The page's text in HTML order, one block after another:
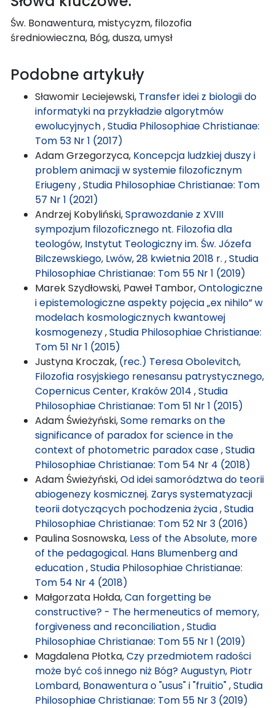
Św. Bonawentura, mistycyzm, filozofia
średniowieczna, Bóg, dusza, umysł
Podobne artykuły
Sławomir Leciejewski, Transfer idei z biologii do
informatyki na przykładzie algorytmów
ewolucyjnych,Studia Philosophiae Christianae:
Tom 53 Nr 1 (2017)
Adam Grzegorzyca, Koncepcja ludzkiej duszy i
problem animacji w systemie filozoficznym
Eriugeny,Studia Philosophiae Christianae: Tom
57 Nr 1 (2021)
Andrzej Kobyliński,Sprawozdanie z XVIII
sympozjum filozoficznego nt. Filozofia dla
teologów, Instytut Teologiczny im. Św. Józefa
Bilczewskiego, Lwów, 28 kwietnia 2018 r. ,Studia
Philosophiae Christianae: Tom 55 Nr 1 (2019)
Marek Szydłowski, Paweł Tambor,Ontologiczne
i epistemologiczne aspekty pojęcia „ex nihilo” w
modelach kosmologicznych kwantowej
kosmogenezy,Studia Philosophiae Christianae:
Tom 51 Nr 1 (2015)
Justyna Kroczak, (rec.) Teresa Obolevitch,
Filozofia rosyjskiego renesansu patrystycznego,
Copernicus Center, Kraków 2014 ,Studia
Philosophiae Christianae: Tom 51 Nr 1 (2015)
Adam Świeżyński,Some remarks on the
significance of paradox for science in the
context of photometric paradox case,Studia
Philosophiae Christianae: Tom 54 Nr 4 (2018)
Adam Świeżyński,Od idei samorództwa do teorii
abiogenezy kosmicznej. Zarys systematyzacji
teorii dotyczących pochodzenia życia,Studia
Philosophiae Christianae: Tom 52 Nr 3 (2016)
Paulina Sosnowska, Less of the Absolute, more
of the pedagogical. Hans Blumenberg and
education,Studia Philosophiae Christianae:
Tom 54 Nr 4 (2018)
Małgorzata Hołda,Can forgetting be
constructive? - The hermeneutics of memory,
forgiveness and reconciliation,Studia
Philosophiae Christianae: Tom 55 Nr 1 (2019)
Magdalena Płotka,Czy przedmiotem radości
może być coś innego niż Bóg? Augustyn, Piotr
Lombard, Bonawentura o "usus" i "fruitio",Studia
Philosophiae Christianae: Tom 55 Nr 3 (2019)